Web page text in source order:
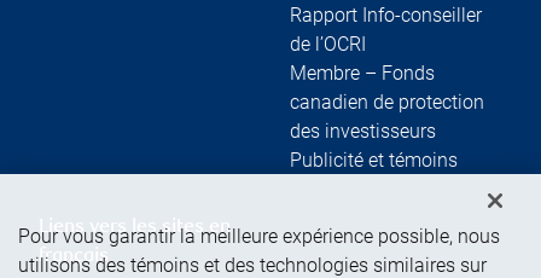
Rapport Info-conseiller
de l’OCRI
Membre – Fonds
canadien de protection
des investisseurs
Publicité et témoins
Liens vers les sites en
français
Pour vous garantir la meilleure expérience possible, nous
utilisons des témoins et des technologies similaires sur